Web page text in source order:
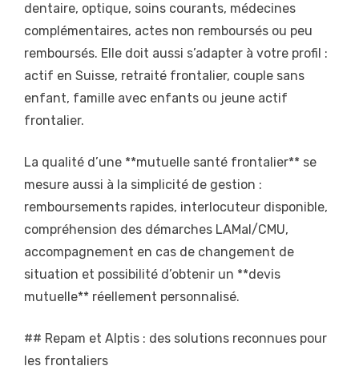
dentaire, optique, soins courants, médecines
complémentaires, actes non remboursés ou peu
remboursés. Elle doit aussi s’adapter à votre profil :
actif en Suisse, retraité frontalier, couple sans
enfant, famille avec enfants ou jeune actif
frontalier.
La qualité d’une **mutuelle santé frontalier** se
mesure aussi à la simplicité de gestion :
remboursements rapides, interlocuteur disponible,
compréhension des démarches LAMal/CMU,
accompagnement en cas de changement de
situation et possibilité d’obtenir un **devis
mutuelle** réellement personnalisé.
## Repam et Alptis : des solutions reconnues pour
les frontaliers